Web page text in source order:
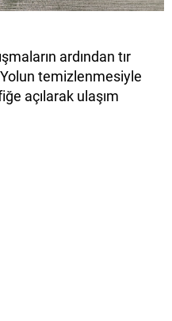
ardından tır
Yolun temizlenmesiyle
açılarak ulaşım